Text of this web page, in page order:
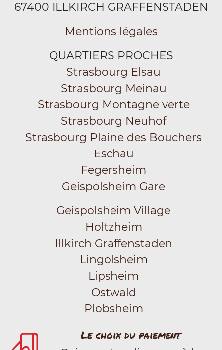
67400 ILLKIRCH GRAFFENSTADEN
Mentions légales
QUARTIERS PROCHES
Strasbourg Elsau
Strasbourg Meinau
Strasbourg Montagne verte
Strasbourg Neuhof
Strasbourg Plaine des Bouchers
Eschau
Fegersheim
Geispolsheim Gare
Geispolsheim Village
Holtzheim
Illkirch Graffenstaden
Lingolsheim
Lipsheim
Ostwald
Plobsheim
Le choix du paiement